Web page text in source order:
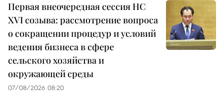
Первая внеочередная сессия НС
XVI созыва: рассмотрение вопроса
о сокращении процедур и условий
ведения бизнеса в сфере
сельского хозяйства и
окружающей среды
07/08/2026 08:20